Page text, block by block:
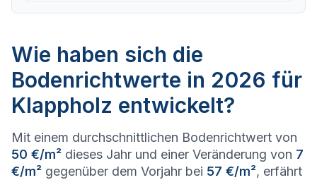
Wie haben sich die
Bodenrichtwerte in 2026 für
Klappholz entwickelt?
Mit einem durchschnittlichen Bodenrichtwert von
50 €/m² dieses Jahr und einer Veränderung von 7
€/m² gegenüber dem Vorjahr bei 57 €/m², erfährt